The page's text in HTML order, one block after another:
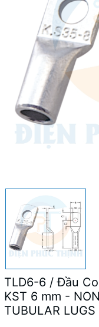
TLD6-6 / Đầu
KST 6 mm -
TUBULAR LUGS